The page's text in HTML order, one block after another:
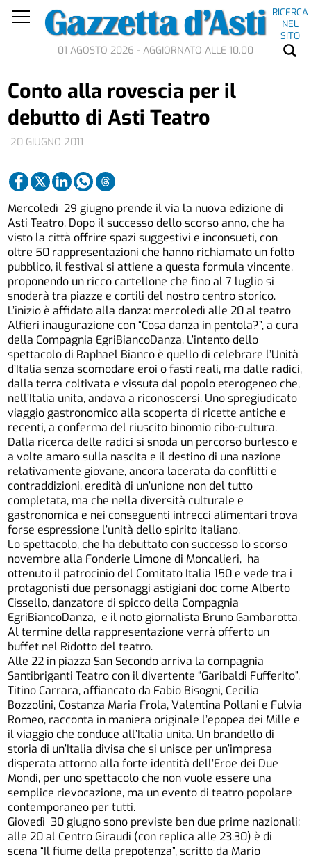
RICERCA
NEL
SITO
01 AGOSTO 2026 - AGGIORNATO ALLE 10.00
20 GIUGNO 2011
Conto alla rovescia per il
debutto di Asti Teatro
Mercoledì 29 giugno prende il via la nuova edizione di
Asti Teatro. Dopo il successo dello scorso anno, che ha
visto la città offrire spazi suggestivi e inconsueti, con
oltre 50 rappresentazioni che hanno richiamato un folto
pubblico, il festival si attiene a questa formula vincente,
proponendo un ricco cartellone che fino al 7 luglio si
snoderà tra piazze e cortili del nostro centro storico.
L’inizio è affidato alla danza: mercoledì alle 20 al teatro
Alfieri inaugurazione con “Cosa danza in pentola?”, a cura
della Compagnia EgriBiancoDanza. L’intento dello
spettacolo di Raphael Bianco è quello di celebrare l’Unità
d’Italia senza scomodare eroi o fasti reali, ma dalle radici,
dalla terra coltivata e vissuta dal popolo eterogeneo che,
nell’Italia unita, andava a riconoscersi. Uno spregiudicato
viaggio gastronomico alla scoperta di ricette antiche e
recenti, a conferma del riuscito binomio cibo-cultura.
Dalla ricerca delle radici si snoda un percorso burlesco e
a volte amaro sulla nascita e il destino di una nazione
relativamente giovane, ancora lacerata da conflitti e
contraddizioni, eredità di un’unione non del tutto
completata, ma che nella diversità culturale e
gastronomica e nei conseguenti intrecci alimentari trova
forse espressione l’unità dello spirito italiano.
Lo spettacolo, che ha debuttato con successo lo scorso
novembre alla Fonderie Limone di Moncalieri, ha
ottenuto il patrocinio del Comitato Italia 150 e vede tra i
protagonisti due personaggi astigiani doc come Alberto
Cissello, danzatore di spicco della Compagnia
EgriBiancoDanza, e il noto giornalista Bruno Gambarotta.
Al termine della rappresentazione verrà offerto un
buffet nel Ridotto del teatro.
Alle 22 in piazza San Secondo arriva la compagnia
Santibriganti Teatro con il divertente “Garibaldi Fufferito”.
Titino Carrara, affiancato da Fabio Bisogni, Cecilia
Bozzolini, Costanza Maria Frola, Valentina Pollani e Fulvia
Romeo, racconta in maniera originale l’epopea dei Mille e
il viaggio che conduce all’Italia unita. Un brandello di
storia di un’Italia divisa che si unisce per un’impresa
disperata attorno alla forte identità dell’Eroe dei Due
Mondi, per uno spettacolo che non vuole essere una
semplice rievocazione, ma un evento di teatro popolare
contemporaneo per tutti.
Giovedì 30 giugno sono previste ben due prime nazionali:
alle 20 al Centro Giraudi (con replica alle 23.30) è di
scena “Il fiume della prepotenza”, scritto da Mario